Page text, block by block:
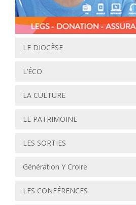
LE DIOCÈSE
L’ÉCO
LA CULTURE
LE PATRIMOINE
LES SORTIES
Génération Y Croire
LES CONFÉRENCES